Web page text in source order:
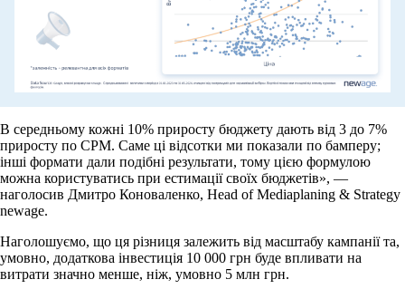
В середньому кожні 10% приросту бюджету дають від 3 до 7%
приросту по CPM. Саме ці відсотки ми показали по бамперу;
інші формати дали подібні результати, тому цією формулою
можна користуватись при естимації своїх бюджетів», —
наголосив Дмитро Коноваленко, Head of Mediaplaning & Strategy
newage.
Наголошуємо, що ця різниця залежить від масштабу кампанії та,
умовно, додаткова інвестиція 10 000 грн буде впливати на
витрати значно менше, ніж, умовно 5 млн грн.